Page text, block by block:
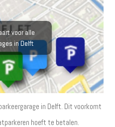
voor alle
in Delft
in Delft. Dit voorkomt
hoeft te betalen.